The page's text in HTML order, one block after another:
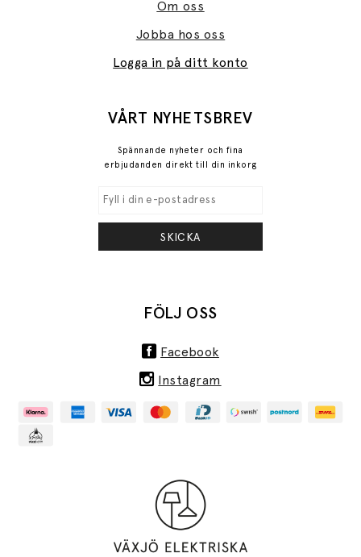
Om oss
Jobba hos oss
Logga in på ditt konto
VÅRT NYHETSBREV
Spännande nyheter och fina
erbjudanden direkt till din inkorg
SKICKA
FÖLJ OSS
Facebook
Instagram